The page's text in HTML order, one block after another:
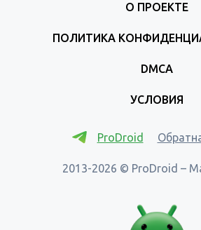
О ПРОЕКТЕ
ПОЛИТИКА
DMCA
УСЛОВИЯ
2013-2026 © ProDroid –
ProDroid